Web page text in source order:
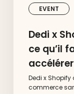
EVENT
2026
Dedi x
ce qu’il
Dedi x Shopify
commerce